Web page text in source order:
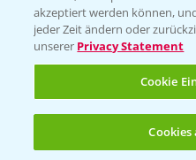
Allgemeine
Impressum
akzeptiert werden können,
jeder Zeit ändern oder
unserer Privacy Statement
Cookie